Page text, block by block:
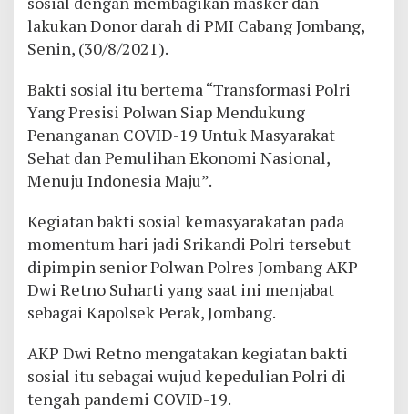
lakukan Donor darah di PMI Cabang Jombang,
Senin, (30/8/2021).
Bakti sosial itu bertema “Transformasi Polri
Yang Presisi Polwan Siap Mendukung
Penanganan COVID-19 Untuk Masyarakat
Sehat dan Pemulihan Ekonomi Nasional,
Menuju Indonesia Maju”.
Kegiatan bakti sosial kemasyarakatan pada
momentum hari jadi Srikandi Polri tersebut
dipimpin senior Polwan Polres Jombang AKP
Dwi Retno Suharti yang saat ini menjabat
sebagai Kapolsek Perak, Jombang.
AKP Dwi Retno mengatakan kegiatan bakti
sosial itu sebagai wujud kepedulian Polri di
tengah pandemi COVID-19.